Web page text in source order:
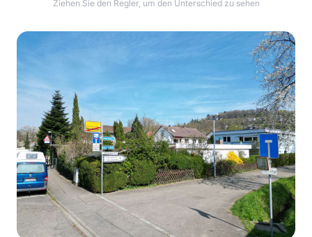
Ziehen Sie den Regler, um den Unterschied zu sehen